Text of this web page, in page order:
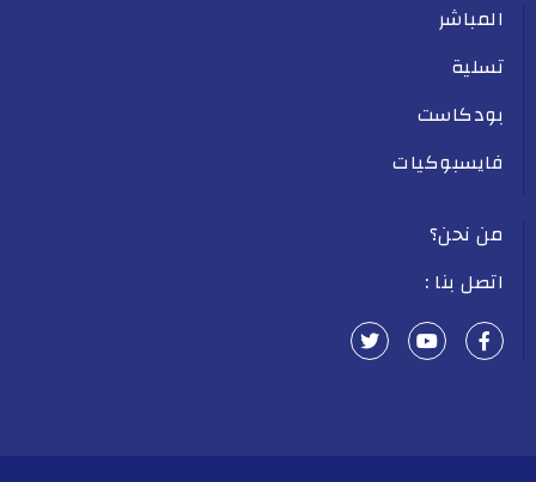
المباشر
تسلية
بودكاست
فايسبوكيات
من نحن؟
اتصل بنا :